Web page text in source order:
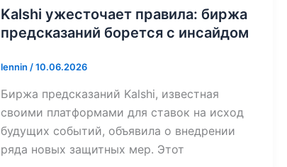
Kalshi ужесточает правила: биржа
предсказаний борется с инсайдом
lennin /10.06.2026
Биржа предсказаний Kalshi, известная
своими платформами для ставок на исход
будущих событий, объявила о внедрении
ряда новых защитных мер. Этот